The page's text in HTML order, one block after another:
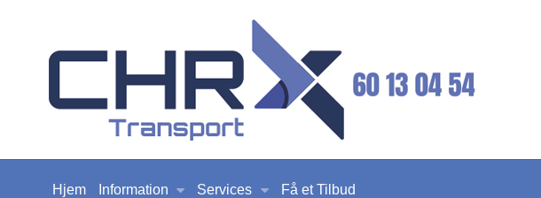
Hjem Information Services Få et Tilbud